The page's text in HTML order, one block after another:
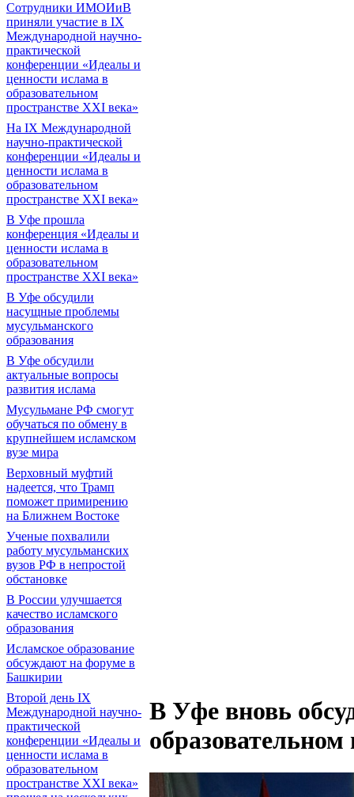
Сотрудники ИМОИиВ
приняли участие в IX
Международной научно-
практической
конференции «Идеалы и
ценности ислама в
образовательном
пространстве XXI века»
На IX Международной
научно-практической
конференции «Идеалы и
ценности ислама в
образовательном
пространстве XXI века»
В Уфе прошла
конференция «Идеалы и
ценности ислама в
образовательном
пространстве XXI века»
В Уфе обсудили
насущные проблемы
мусульманского
образования
В Уфе обсудили
актуальные вопросы
развития ислама
Мусульмане РФ смогут
обучаться по обмену в
крупнейшем исламском
вузе мира
Верховный муфтий
надеется, что Трамп
поможет примирению
на Ближнем Востоке
Ученые похвалили
работу мусульманских
вузов РФ в непростой
обстановке
В России улучшается
качество исламского
образования
Исламское образование
обсуждают на форуме в
Башкирии
Второй день IX
Международной научно-
практической
конференции «Идеалы и
ценности ислама в
образовательном
пространстве XXI века»
В Уфе вновь
образовательном